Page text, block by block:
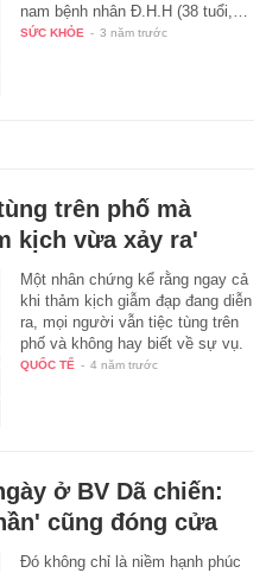
nam bệnh nhân Đ.H.H (38 tuổi,…
SỨC KHỎE - 3 năm trước
trên phố mà
kịch vừa xảy ra'
Một nhân chứng kể rằng ngay cả
khi thảm kịch giẫm đạp đang diễn
ra, mọi người vẫn tiệc tùng trên
phố và không hay biết về sự vụ.
QUỐC TẾ - 4 năm trước
ở BV Dã chiến:
cũng đóng cửa
Đó không chỉ là niềm hạnh phúc